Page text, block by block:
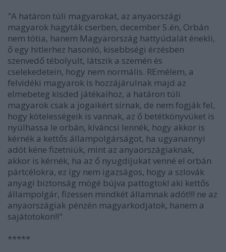
"A határon túli magyarokat, az anyaországi
magyarok hagyták cserben, december 5.én, Orbán
nem tótia, hanem Magyarország hattyúdalát énekli,
ő egy hitlerhez hasonló, kisebbségi érzésben
szenvedő tébolyult, látszik a szemén és
cselekedetein, hogy nem normális. REmélem, a
felvidéki magyarok is hozzájárulnak majd az
elmebeteg kisded játékaihoz, a határon túli
magyarok csak a jogaikért sírnak, de nem fogják fel,
hogy kötelességeik is vannak, az ő betétkönyvüket is
nyúlhassa le orbán, kíváncsi lennék, hogy akkor is
kérnék a kettős állampolgárságot, ha ugyanannyi
adót kéne fizetniük, mint az anyaországiaknak,
akkor is kérnék, ha az ő nyugdíjukat venné el orbán
pártcélokra, ez így nem igazságos, hogy a szlovák
anyagi biztonság mögé bújva pattogtok! aki kettős
állampolgár, fizessen mindkét államnak adót!!! ne az
anyaországiak pénzén magyarkodjatok, hanem a
sajátotokon!!"
*****